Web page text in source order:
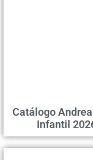
Catálogo
Infantil